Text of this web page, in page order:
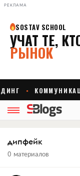
РЕКЛАМА
дипфейк
0 материалов